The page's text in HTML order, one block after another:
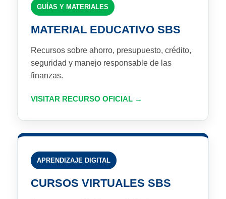
GUÍAS Y MATERIALES
MATERIAL EDUCATIVO SBS
Recursos sobre ahorro, presupuesto, crédito,
seguridad y manejo responsable de las
finanzas.
VISITAR RECURSO OFICIAL
APRENDIZAJE DIGITAL
CURSOS VIRTUALES SBS